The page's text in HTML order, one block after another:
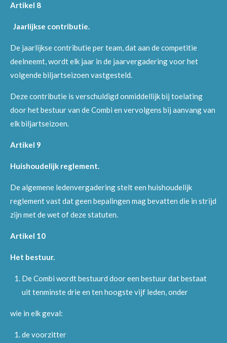
Artikel 8
Jaarlijkse contributie.
De jaarlijkse contributie per team, dat aan de competitie
deelneemt, wordt elk jaar in de jaarvergadering voor het
volgende biljartseizoen vastgesteld.
Deze contributie is verschuldigd onmiddellijk bij toelating
door het bestuur van de Combi en vervolgens bij aanvang van
elk biljartseizoen.
Artikel 9
Huishoudelijk reglement.
De algemene ledenvergadering stelt een huishoudelijk
reglement vast dat geen bepalingen mag bevatten die in strijd
zijn met de wet of deze statuten.
Artikel 10
Het bestuur.
De Combi wordt bestuurd door een bestuur dat bestaat
uit tenminste drie en ten hoogste vijf leden, onder
wie in elk geval:
de voorzitter